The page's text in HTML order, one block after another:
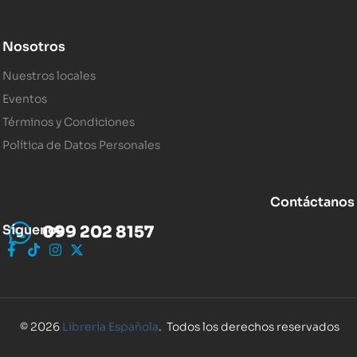
Nosotros
Nuestros locales
Eventos
Términos y Condiciones
Política de Datos Personales
Contáctanos
099 202 8157
Síguenos
© 2026 Librería Española. Todos los derechos reservados